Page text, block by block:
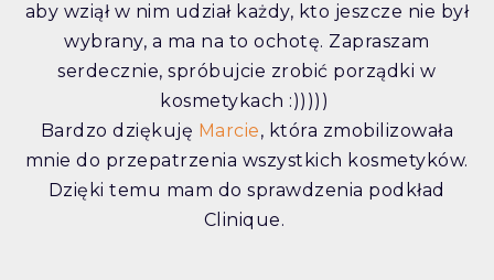
aby wziął w nim udział każdy, kto jeszcze nie był
wybrany, a ma na to ochotę. Zapraszam
serdecznie, spróbujcie zrobić porządki w
kosmetykach :)))))
Bardzo dziękuję Marcie, która zmobilizowała
mnie do przepatrzenia wszystkich kosmetyków.
Dzięki temu mam do sprawdzenia podkład
Clinique.